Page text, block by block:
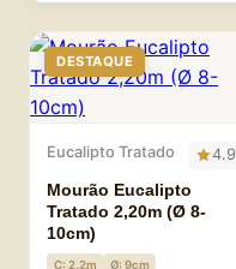
DESTAQUE
Eucalipto Tratado 4.9
Mourão Eucalipto
Tratado 2,20m (Ø 8-
10cm)
C: 2.2m Ø: 9cm